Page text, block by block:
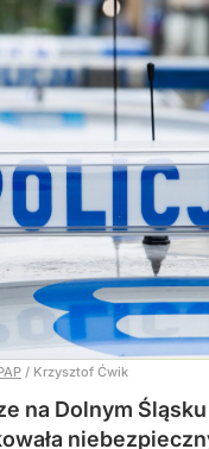
/ Krzysztof Ćwik
na Dolnym